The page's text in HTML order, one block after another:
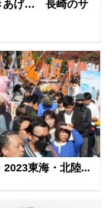
あげ… 長崎のサ
東海・北陸...